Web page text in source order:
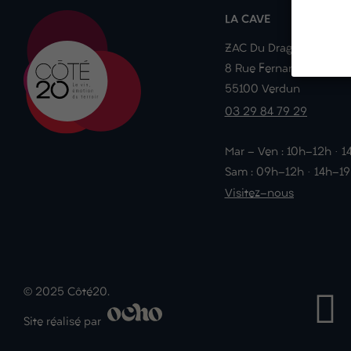
LA CAVE
ZAC Du Dragon
8 Rue Fernand Braudel
55100 Verdun
03 29 84 79 29
Mar - Ven : 10h-12h ·
Sam : 09h-12h · 14h-
Visitez-nous
© 2025 Côté20.
Site réalisé par